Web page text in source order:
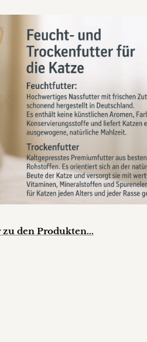
zu den Produkten...